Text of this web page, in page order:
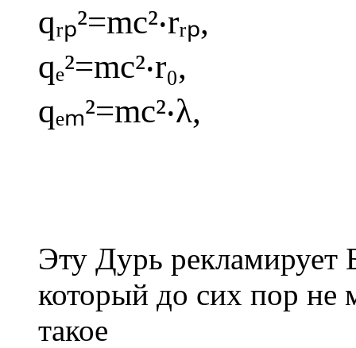
qᵣₚ²=mc²‧rᵣₚ,
qₑ²=mc²‧r₀,
qₑₘ²=mc²‧λ,
Эту Дурь
который до сих пор не
такое